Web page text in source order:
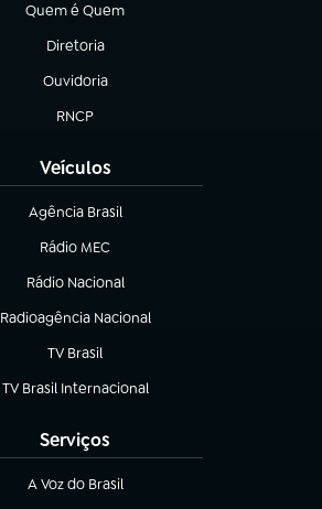
Quem é Quem
(abre em nova aba)
Diretoria
(abre em nova aba)
Ouvidoria
(abre em nova aba)
RNCP
(abre em nova aba)
Veículos
Agência Brasil
(abre em nova aba)
Rádio MEC
Rádio Nacional
(abre em nova aba)
Radioagência Nacional
(abre em nova aba)
TV Brasil
(abre em nova aba)
TV Brasil Internacional
(abre em nova aba)
Serviços
A Voz do Brasil
(abre em nova aba)